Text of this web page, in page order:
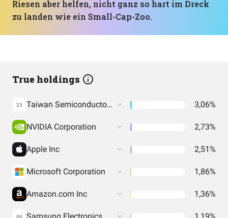
Riesen aber helfen, nicht ganz so hart im Dreck
zu landen wie ein Small-Cap-Zoo.
True holdings
23 Taiwan Semiconductor Manufacturing Co. Ltd. 3,06%
NVIDIA Corporation 2,73%
Apple Inc 2,51%
Microsoft Corporation 1,86%
Amazon.com Inc 1,36%
00